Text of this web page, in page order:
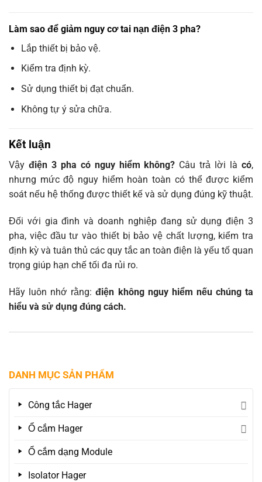
DANH MỤC SẢN PHẨM
Công tắc Hager
Ổ cắm Hager
Ổ cắm dạng Module
Isolator Hager
Làm sao để giảm nguy cơ tai nạn điện 3 pha?
Lắp thiết bị bảo vệ.
Kiểm tra định kỳ.
Sử dụng thiết bị đạt chuẩn.
Không tự ý sửa chữa.
Kết luận
Vậy điện 3 pha có nguy hiểm không? Câu trả lời làcó,
nhưng mức độ nguy hiểm hoàn toàn có thể được kiểm
soát nếu hệ thống được thiết kế và sử dụng đúng kỹ thuật.
Đối với gia đình và doanh nghiệp đang sử dụng điện 3
pha, việc đầu tư vào thiết bị bảo vệ chất lượng, kiểm tra
định kỳ và tuân thủ các quy tắc an toàn điện là yếu tố quan
trọng giúp hạn chế tối đa rủi ro.
Hãy luôn nhớ rằng:điện không nguy hiểm nếu chúng ta
hiểu và sử dụng đúng cách.